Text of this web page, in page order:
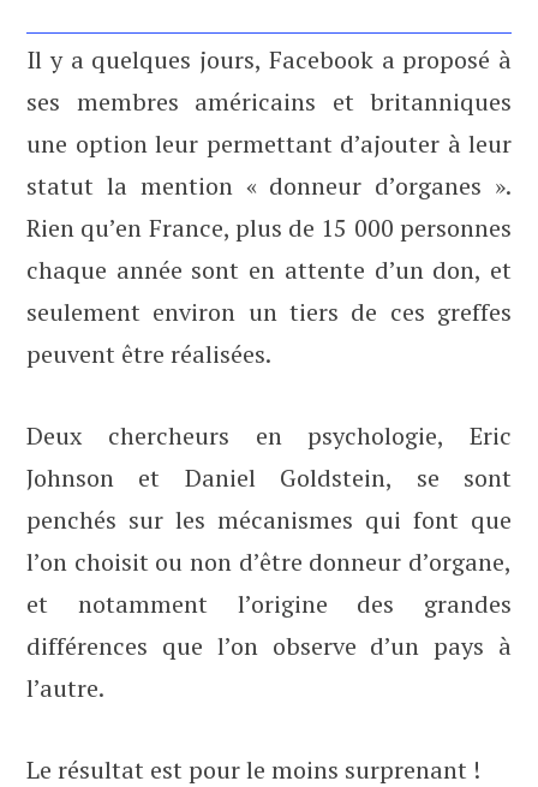
Il y a quelques jours, Facebook a proposé à
ses membres américains et britanniques
une option leur permettant d’ajouter à leur
statut la mention « donneur d’organes ».
Rien qu’en France, plus de 15 000 personnes
chaque année sont en attente d’un don, et
seulement environ un tiers de ces greffes
peuvent être réalisées.
Deux chercheurs en psychologie, Eric
Johnson et Daniel Goldstein, se sont
penchés sur les mécanismes qui font que
l’on choisit ou non d’être donneur d’organe,
et notamment l’origine des grandes
différences que l’on observe d’un pays à
l’autre.
Le résultat est pour le moins surprenant !